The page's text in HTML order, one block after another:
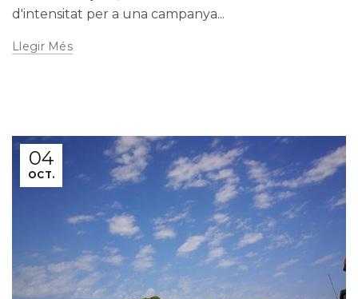
d'intensitat per a una campanya...
Llegir Més
04
OCT.